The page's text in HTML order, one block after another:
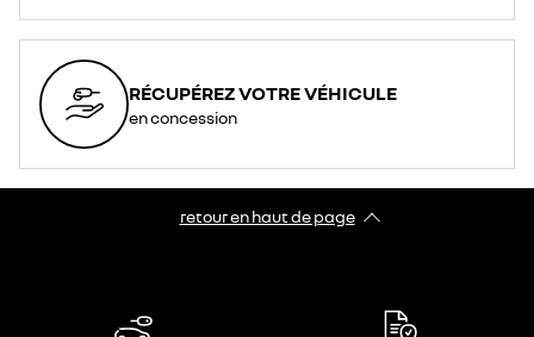
RÉCUPÉREZ VOTRE VÉHICULE
en concession
retour en haut de page​